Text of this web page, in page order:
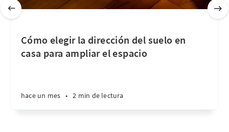
Cómo elegir la dirección del suelo en
casa para ampliar el espacio
hace un mes • 2 min de lectura